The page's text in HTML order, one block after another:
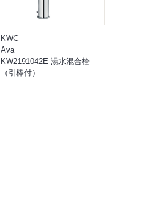
KWC
Ava
KW2191042E 湯水混合栓
（引棒付）